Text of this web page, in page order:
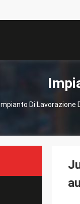
Impianto Di Lavorazione